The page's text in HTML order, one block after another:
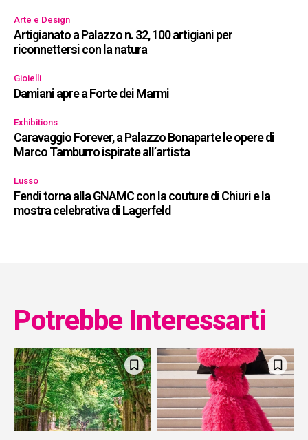
Arte e Design
Artigianato a Palazzo n. 32, 100 artigiani per
riconnettersi con la natura
Gioielli
Damiani apre a Forte dei Marmi
Exhibitions
Caravaggio Forever, a Palazzo Bonaparte le opere di
Marco Tamburro ispirate all’artista
Lusso
Fendi torna alla GNAMC con la couture di Chiuri e la
mostra celebrativa di Lagerfeld
Potrebbe Interessarti